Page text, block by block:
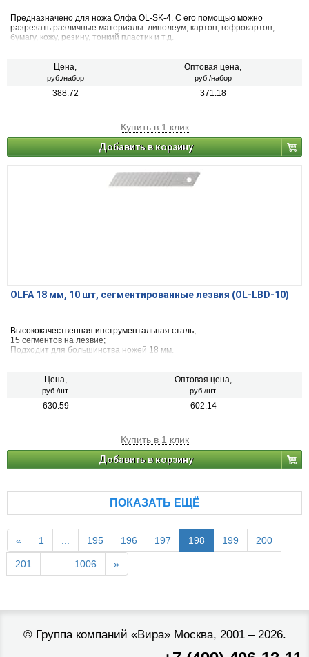
Предназначено для ножа Олфа OL-SK-4. С его помощью можно
разрезать различные материалы: линолеум, картон, гофрокартон,
бумагу, кожу, резину, тонкий пластик и т.д.
Цена,
руб./набор
Оптовая цена,
руб./набор
388.72 371.18
Купить в 1 клик
Добавить в корзину
OLFA 18 мм, 10 шт, сегментированные лезвия (OL-LBD-10)
Высококачественная инструментальная сталь;
15 сегментов на лезвие;
Подходит для большинства ножей 18 мм.
Цена,
руб./шт.
Оптовая цена,
руб./шт.
630.59 602.14
Купить в 1 клик
Добавить в корзину
ПОКАЗАТЬ ЕЩЁ
« 1 ... 195 196 197 198 199 200
201 ... 1006 »
© Группа компаний «Вира»Москва, 2001 – 2026.